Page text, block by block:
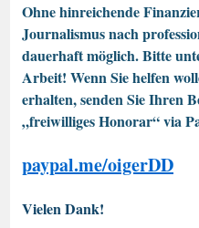
Ohne hinreichende
Journalismus nach
dauerhaft möglich. Bitte
Arbeit! Wenn Sie helfen
erhalten, senden Sie Ihren
„freiwilliges Honorar“ via
paypal.me/oigerDD
Vielen Dank!